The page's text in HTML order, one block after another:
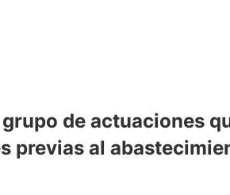
de actuaciones
previas al